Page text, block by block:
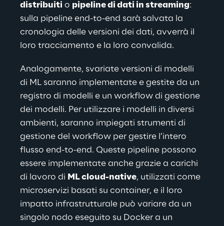
distribuiti o pipeline di dati in streaming:
sulla pipeline end-to-end sarà salvata la
cronologia delle versioni dei dati, avverrà il
loro tracciamento e la loro convalida.
Analogamente, svariate versioni di modelli
di ML saranno implementate e gestite da un
registro di modelli e un workflow di gestione
dei modelli. Per utilizzare i modelli in diversi
ambienti, saranno impiegati strumenti di
gestione del workflow per gestire l’intero
flusso end-to-end. Queste pipeline possono
essere implementate anche grazie a carichi
di lavoro di ML cloud-native, utilizzati come
microservizi basati su container, e il loro
impatto infrastrutturale può variare da un
singolo nodo eseguito su Docker a un